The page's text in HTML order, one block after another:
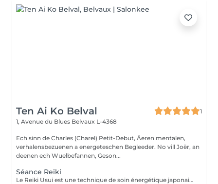
Ten Ai Ko Belval
1
1, Avenue du Blues Belvaux L-4368
Ech sinn de Charles (Charel) Petit-Debut, Äeren mentalen,
verhalensbezuenen a energeteschen Begleeder. No vill Joër, an
deenen ech Wuelbefannen, Geson...
Séance Reiki
Le Reiki Usui est une technique de soin énergétique japonaise, fondée par Mikao Usui au début du XXème siècle. Elle repose sur le principe de transmission de l'énergie universelle par imposition des mains pour favoriser la guérison et le bien-être. Les bienfaits du Reiki incluent l'harmonisation du corps et de l'esprit, la réduction du stress et la promotion de la relaxation pour une amélioration de la qualité du sommeil, le renforcement du système immunitaire et l'équilibrage des émotions. Le Reiki peut être utilisé pour soulager une douleur ponctuelle ou pour accompagner un traitement plus lourd.